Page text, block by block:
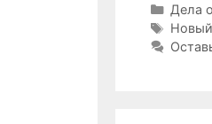
Дела
Метки